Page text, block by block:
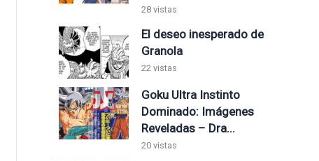
28 vistas
El deseo inesperado de
Granola
22 vistas
Goku Ultra Instinto
Dominado: Imágenes
Reveladas – Dra...
20 vistas